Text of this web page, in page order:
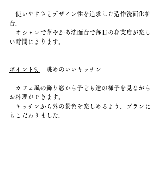
使いやすさとデザイン性を追求した造作洗面化粧
台。
オシャレで華やかあ洗面台で毎日の身支度が楽し
い時間にまります。
ポイント5. 眺めのいいキッチン
カフェ風の飾り窓から子ども達の様子を見ながら
お料理ができます。
キッチンから外の景色を楽しめるよう、プランに
もこだわりました。